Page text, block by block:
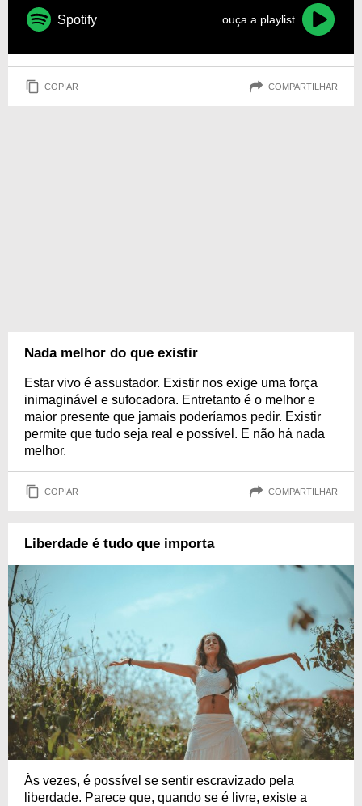
Spotify ouça a playlist
COPIAR COMPARTILHAR
Nada melhor do que existir
Estar vivo é assustador. Existir nos exige uma força
inimaginável e sufocadora. Entretanto é o melhor e
maior presente que jamais poderíamos pedir. Existir
permite que tudo seja real e possível. E não há nada
melhor.
COPIAR COMPARTILHAR
Liberdade é tudo que importa
Às vezes, é possível se sentir escravizado pela
liberdade. Parece que, quando se é livre, existe a